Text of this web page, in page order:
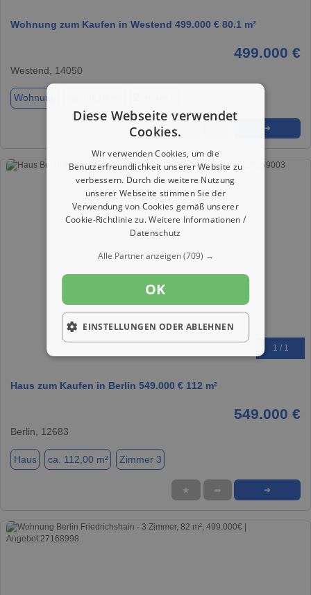
Wohnung zum Kaufen in Westend 499.000 € 80.1 m²
499.000 €
Westend, 14050
Wohnung
➜
1 / 1
Haus zum Kaufen in Berlin 549.000 € 112 m²
549.000 €
Berlin, 12683
Haus ca. 112,00 m² Zimmer 3
★ ➦ ➜
Diese Webseite verwendet
Cookies.
Wir verwenden Cookies, um die
Benutzerfreundlichkeit unserer Website zu
verbessern. Durch die weitere Nutzung
unserer Webseite stimmen Sie der
Verwendung von Cookies gemäß unserer
Cookie-Richtlinie zu.Weitere Informationen /
Datenschutz
Alle Partner anzeigen(709) →
OK
EINSTELLUNGEN ODER ABLEHNEN